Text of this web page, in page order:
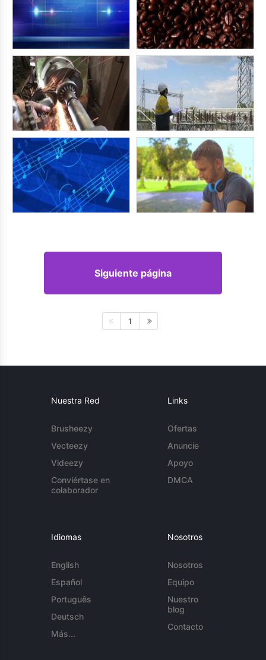
Siguiente página
1
Nuestra Red
Brusheezy
Vecteezy
Videezy
Conviértase en
colaborador
Links
Ofertas
Anuncie
Apoyo
DMCA
Idiomas
English
Español
Português
Deutsch
Más...
Nosotros
Nosotros
Equipo
Nuestro
blog
Contacto